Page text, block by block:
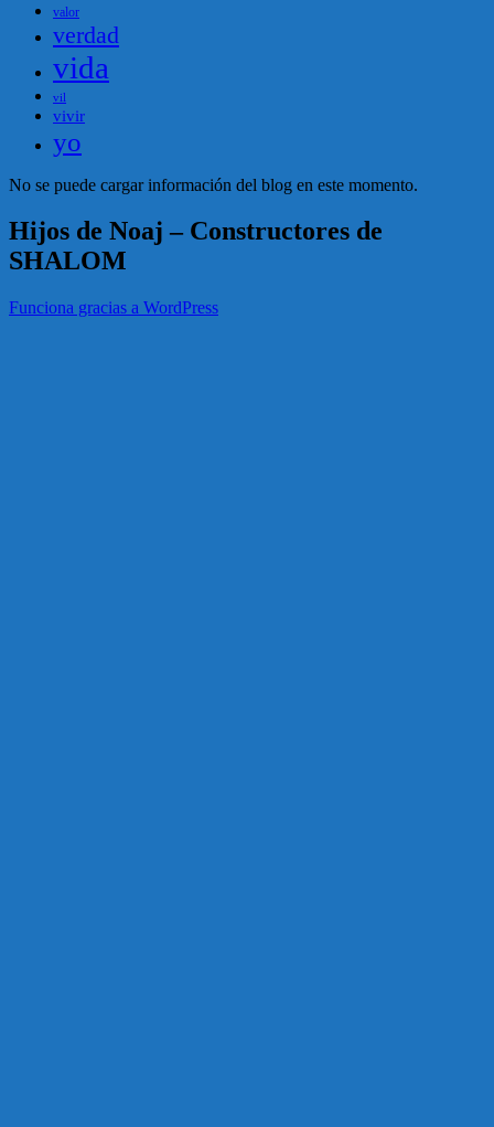
valor
verdad
vida
vil
vivir
yo
No se puede cargar información del blog en este momento.
Hijos de Noaj – Constructores de
SHALOM
Funciona gracias a WordPress